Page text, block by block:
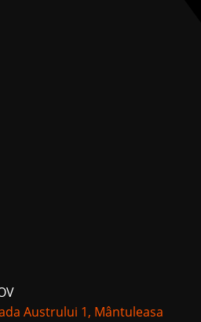
Austrului 1, Mântuleasa